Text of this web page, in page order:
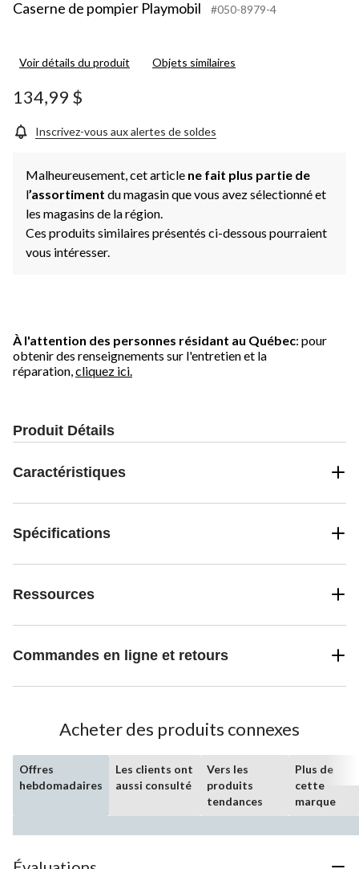
Caserne de pompier Playmobil #050-8979-4
Voir détails du produit Objets similaires
134,99 $
Inscrivez-vous aux alertes de soldes
Malheureusement, cet article ne fait plus partie de
l’assortiment du magasin que vous avez sélectionné et
les magasins de la région.
Ces produits similaires présentés ci-dessous pourraient
vous intéresser.
À l'attention des personnes résidant au Québec: pour
obtenir des renseignements sur l'entretien et la
réparation, cliquez ici.
Produit Détails
Caractéristiques
Spécifications
Ressources
Commandes en ligne et retours
Acheter des produits connexes
Offres
hebdomadaires
Les clients ont
aussi consulté
Vers les
produits
tendances
Plus de
cette
marque